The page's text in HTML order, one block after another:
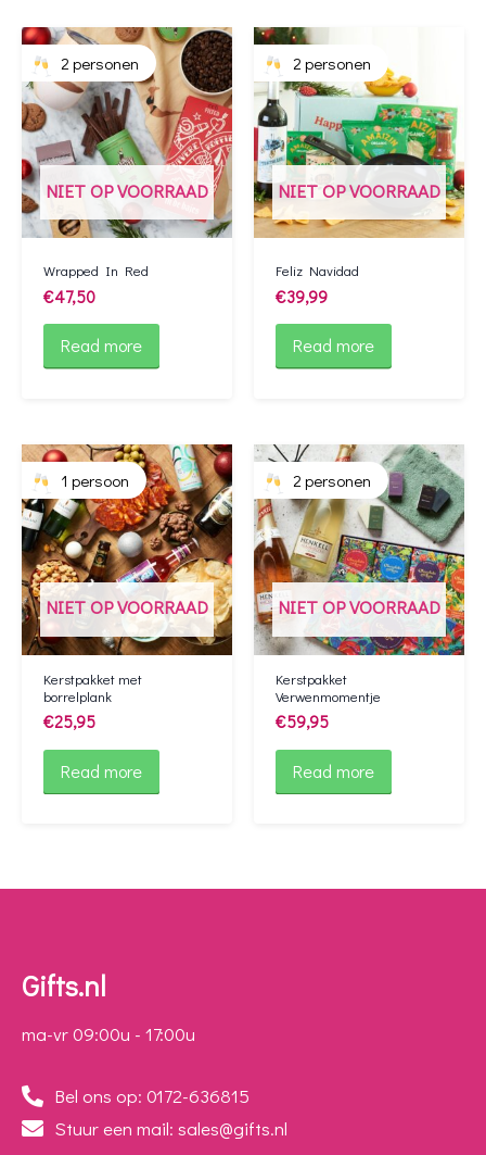
NIET OP VOORRAAD
2 personen
Wrapped In Red
€47,50
Read more
NIET OP VOORRAAD
2 personen
Feliz Navidad
€39,99
Read more
NIET OP VOORRAAD
1 persoon
Kerstpakket met
borrelplank
€25,95
Read more
NIET OP VOORRAAD
2 personen
Kerstpakket
Verwenmomentje
€59,95
Read more
Gifts.nl
ma-vr 09:00u - 17:00u
Bel ons op: 0172-636815
Stuur een mail: sales@gifts.nl